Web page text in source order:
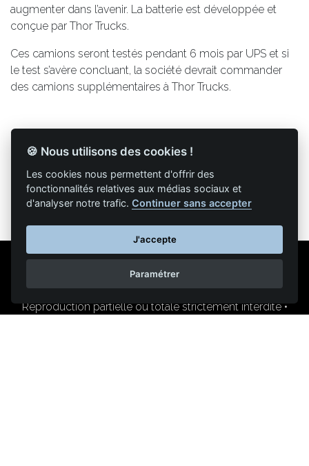
augmenter dans l’avenir. La batterie est développée et
conçue par Thor Trucks.
Ces camions seront testés pendant 6 mois par UPS et si
le test s’avère concluant, la société devrait commander
des camions supplémentaires à Thor Trucks.
Retour à la liste des articles
Reproduction partielle ou totale strictement interdite •
🍪 Nous utilisons des cookies !
Les cookies nous permettent d'offrir des
fonctionnalités relatives aux médias sociaux et
d'analyser notre trafic.Continuer sans accepter
J'accepte
Paramétrer